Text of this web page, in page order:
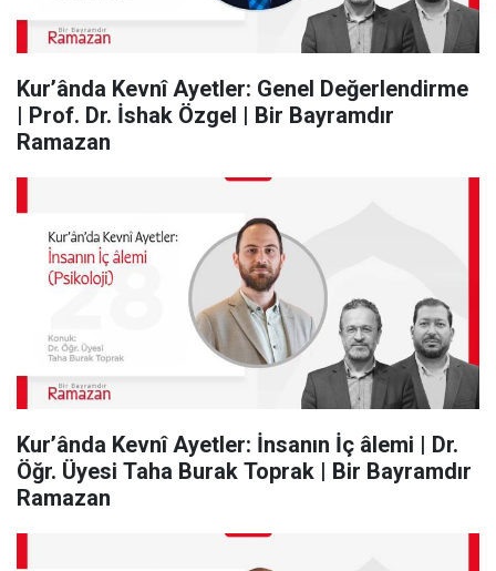
Kur’ânda Kevnî Ayetler: Genel Değerlendirme
| Prof. Dr. İshak Özgel | Bir Bayramdır
Ramazan
Kur’ânda Kevnî Ayetler: İnsanın İç âlemi | Dr.
Öğr. Üyesi Taha Burak Toprak | Bir Bayramdır
Ramazan